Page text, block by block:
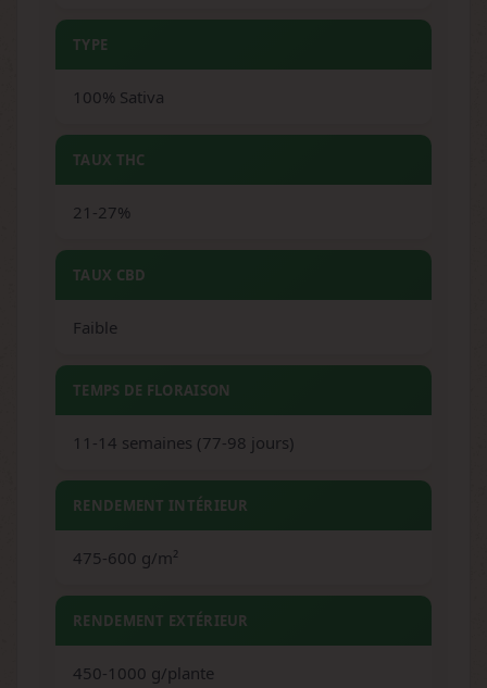
TYPE
100% Sativa
TAUX THC
21-27%
TAUX CBD
Faible
TEMPS DE FLORAISON
11-14 semaines (77-98 jours)
RENDEMENT INTÉRIEUR
475-600 g/m²
RENDEMENT EXTÉRIEUR
450-1000 g/plante